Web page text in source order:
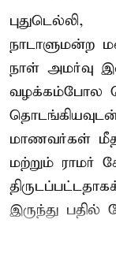
புதுடெல்லி,
நாடாளுமன்ற
நாள் அமர்வு
வழக்கம்போல
மாணவர்கள்
மற்றும்
இருந்து பதில்